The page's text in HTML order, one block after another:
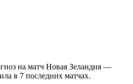
на матч Новая Зеландия —
в 7 последних матчах.